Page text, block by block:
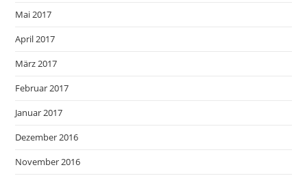
Mai 2017
April 2017
März 2017
Februar 2017
Januar 2017
Dezember 2016
November 2016